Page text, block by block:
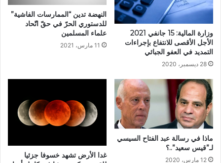
وزارة المالية: 15 جانفي 2021
الأجل الأقصى للانتفاع بإجراءات
التمديد في العفو الجبائي
28 ديسمبر، 2020
النهضة تدين “الممارسات الفاشية”
للدستوري الحرّ في حقّ اتّحاد
علماء المسلمين
11 مارس، 2021
ماذا في رسالة عبد الفتاح السيسي
لـ”قيس سعيد”..؟
12 مارس، 2020
غدا الأرض تشهد خسوفا جزئيا